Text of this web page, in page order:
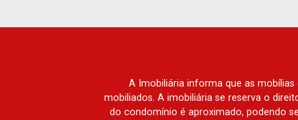
A Imobiliária informa que as
mobiliados. A imobiliária se reserva o
do condomínio é aproximado, podendo